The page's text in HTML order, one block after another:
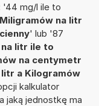
'44 mg/l ile to
Miligramów na litr
' lub '87
litr ile to
na centymetr
a Kilogramów
kalkulator
jaką jednostkę ma